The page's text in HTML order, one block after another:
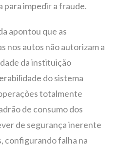
para impedir a fraude.
apontou que as
nos autos não autorizam a
da instituição
do sistema
totalmente
de consumo dos
de segurança inerente
configurando falha na